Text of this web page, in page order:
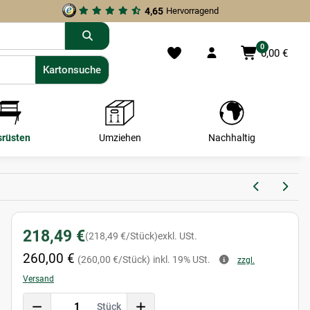
4,65 Hervorragend
0
0,00 €
Kartonsuche
Kartonsuche
Umziehen Nachhaltig
218,49 €(218,49 €/Stück)exkl. USt.
260,00 € (260,00 €/Stück) inkl. 19% USt.
zzgl.
Versand
Stück